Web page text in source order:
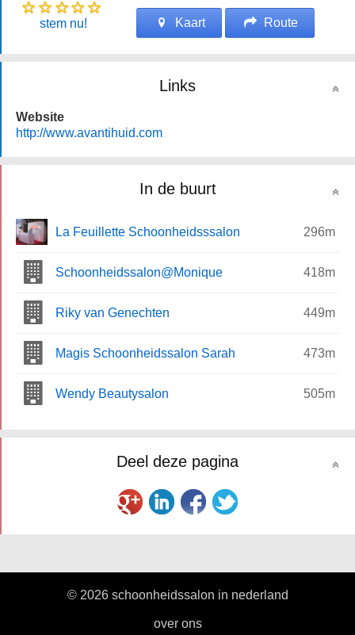
stem nu! Kaart Route
Links
Website
http://www.avantihuid.com
In de buurt
La Feuillette Schoonheidsssalon 296m
Schoonheidssalon@Monique 418m
Riky van Genechten 449m
Magis Schoonheidssalon Sarah 473m
Wendy Beautysalon 505m
Deel deze pagina
© 2026 schoonheidssalon in nederland
over ons